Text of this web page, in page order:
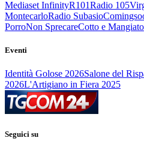
Mediaset InfinityR101Radio 105
MontecarloRadio Subasio
PorroNon SprecareCotto e Mangiato
Eventi
Identità Golose 2026Salone del
2026L'Artigiano in Fiera 2025
Seguici su